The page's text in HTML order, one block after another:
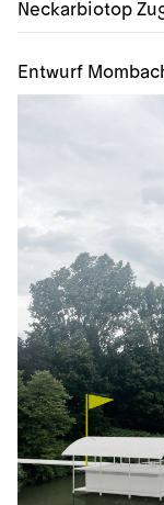
Neckarbiotop
Entwurf